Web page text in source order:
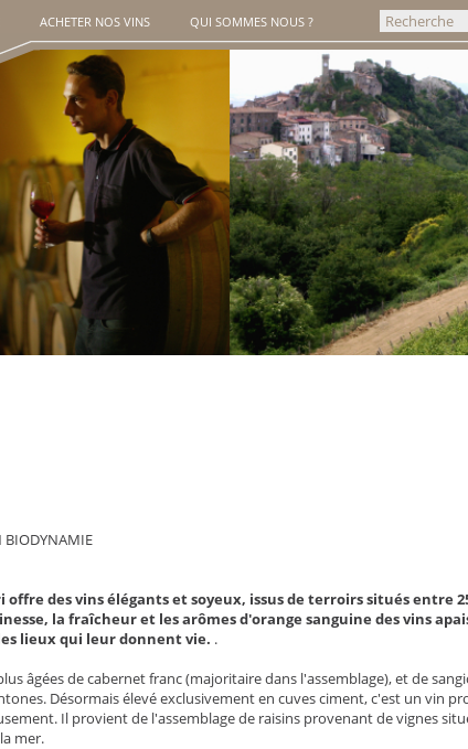
ACHETER NOS VINS QUI SOMMES NOUS ?
BIODYNAMIE
des vins élégants et soyeux, issus de terroirs situés entre
la fraîcheur et les arômes d'orange sanguine des vins
lieux qui leur donnent vie. .
âgées de cabernet franc (majoritaire dans l'assemblage), et de
Désormais élevé exclusivement en cuves ciment, c'est un vin
Il provient de l'assemblage de raisins provenant de vignes
mer.